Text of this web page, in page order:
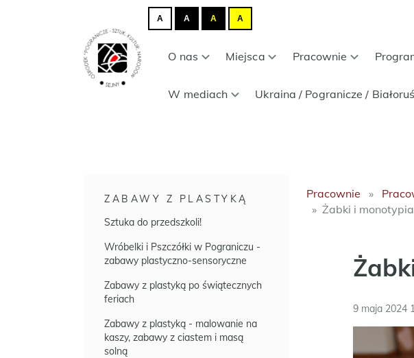
A A A A
O nas Miejsca Pracownie
W mediach Ukraina / Pogranicze / Białoruś
ZABAWY Z PLASTYKĄ
Sztuka do przedszkoli!
Wróbelki i Pszczółki w Pograniczu -
zabawy plastyczno-sensoryczne
Zabawy z plastyką po świątecznych
feriach
Zabawy z plastyką - malowanie na
kaszy, zabawy z ciastem i masą
solną
Pracownie
Żabki i
9 maja 2024